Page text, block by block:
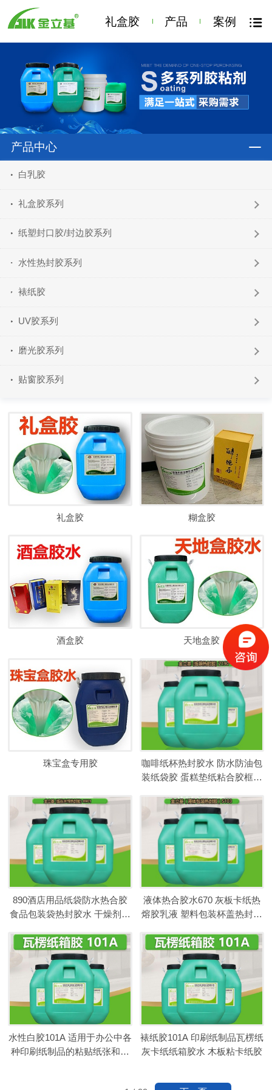
礼盒胶 产品 案例
产品中心
白乳胶
礼盒胶系列
纸塑封口胶/封边胶系列
水性热封胶系列
裱纸胶
UV胶系列
磨光胶系列
贴窗胶系列
礼盒胶 糊盒胶
酒盒胶 天地盒胶
珠宝盒专用胶
咖啡纸杯热封胶水 防水防油包
装纸袋胶 蛋糕垫纸粘合胶框涂
890酒店用品纸袋防水热合胶
食品包装袋热封胶水 干燥剂包
液体热合胶水670 灰板卡纸热
熔胶乳液 塑料包装杯盖热封胶
水性白胶101A 适用于办公中各
种印刷纸制品的粘贴纸张和纸
裱纸胶101A 印刷纸制品瓦楞纸
灰卡纸纸箱胶水 木板粘卡纸胶